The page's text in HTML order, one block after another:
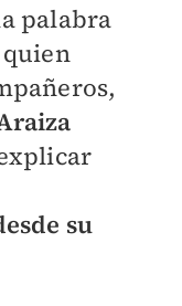
palabra
quien
su